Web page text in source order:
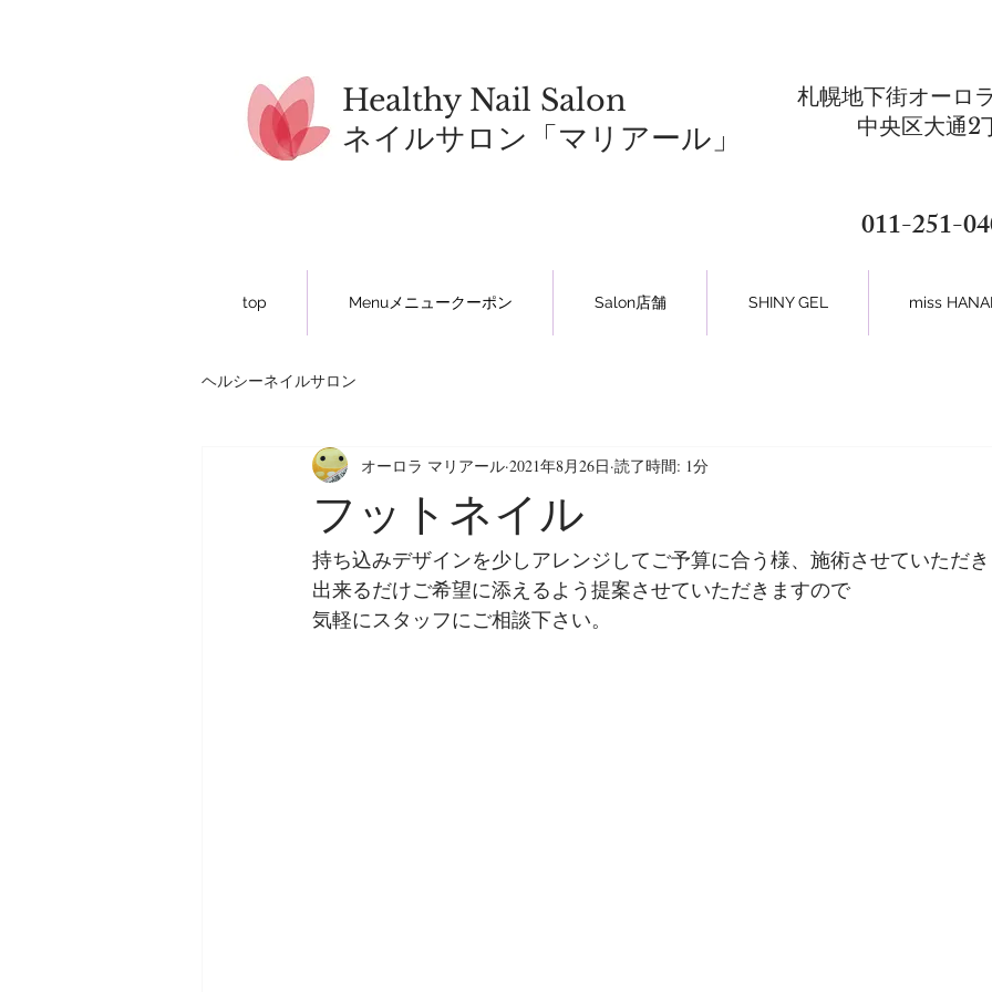
Healthy Nail Salon
​ネイルサロン「マリアール」
札幌地下街オーロ
中央区大通2
011-251-
top Menuメニュークーポン Salon店舗 SHINY GEL miss
ヘルシーネイルサロン
フットネイル
オーロラ マリアール 2021年8月26日 読了時間: 1分
持ち込みデザインを少しアレンジしてご予算に合う様、施術させていただ
出来るだけご希望に添えるよう提案させていただきますので
気軽にスタッフにご相談下さい。